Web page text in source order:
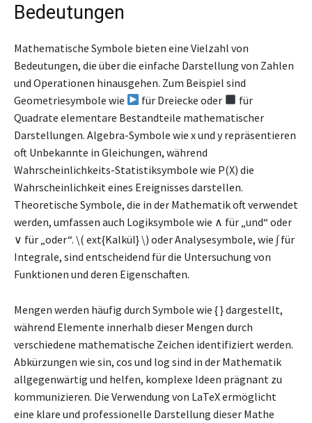
Bedeutungen
Mathematische Symbole bieten eine Vielzahl von
Bedeutungen, die über die einfache Darstellung von Zahlen
und Operationen hinausgehen. Zum Beispiel sind
Geometriesymbole wie
für Dreiecke oder
für
Quadrate elementare Bestandteile mathematischer
Darstellungen. Algebra-Symbole wie x und y repräsentieren
oft Unbekannte in Gleichungen, während
Wahrscheinlichkeits-Statistiksymbole wie P(X) die
Wahrscheinlichkeit eines Ereignisses darstellen.
Theoretische Symbole, die in der Mathematik oft verwendet
werden, umfassen auch Logiksymbole wie ∧ für „und“ oder
∨ für „oder“. \( ext{Kalkül} \) oder Analysesymbole, wie ∫ für
Integrale, sind entscheidend für die Untersuchung von
Funktionen und deren Eigenschaften.
Mengen werden häufig durch Symbole wie { } dargestellt,
während Elemente innerhalb dieser Mengen durch
verschiedene mathematische Zeichen identifiziert werden.
Abkürzungen wie sin, cos und log sind in der Mathematik
allgegenwärtig und helfen, komplexe Ideen prägnant zu
kommunizieren. Die Verwendung von LaTeX ermöglicht
eine klare und professionelle Darstellung dieser Mathe